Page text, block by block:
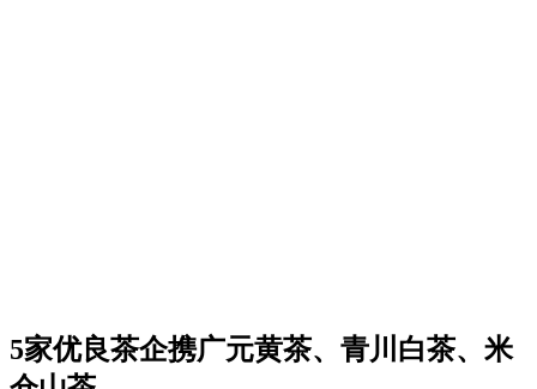
5家优良茶企携广元黄茶、青川白茶、米